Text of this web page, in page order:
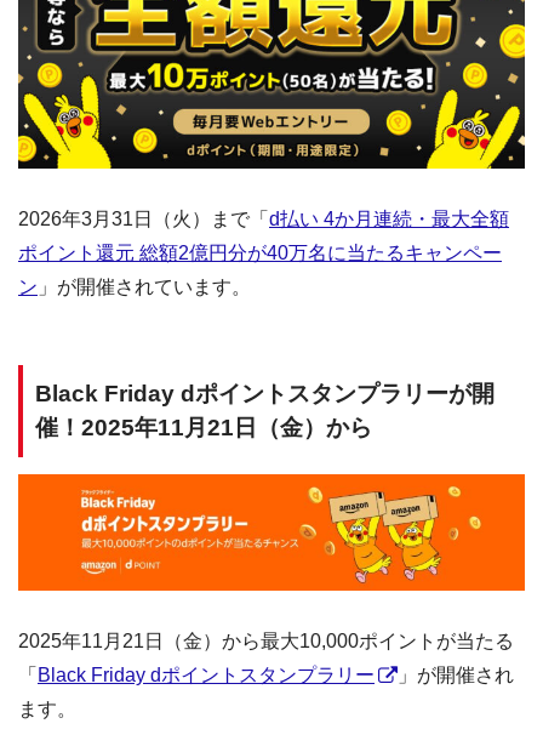
2026年3月31日（火）まで「 d払い 4か月連続・最大全額
ポイント還元 総額2億円分が40万名に当たるキャンペー
ン 」が開催されています。
Black Friday dポイントスタンプラリーが開
催！2025年11月21日（金）から
2025年11月21日（金）から最大10,000ポイントが当たる
「 Black Friday dポイントスタンプラリー
」が開催され
ます。